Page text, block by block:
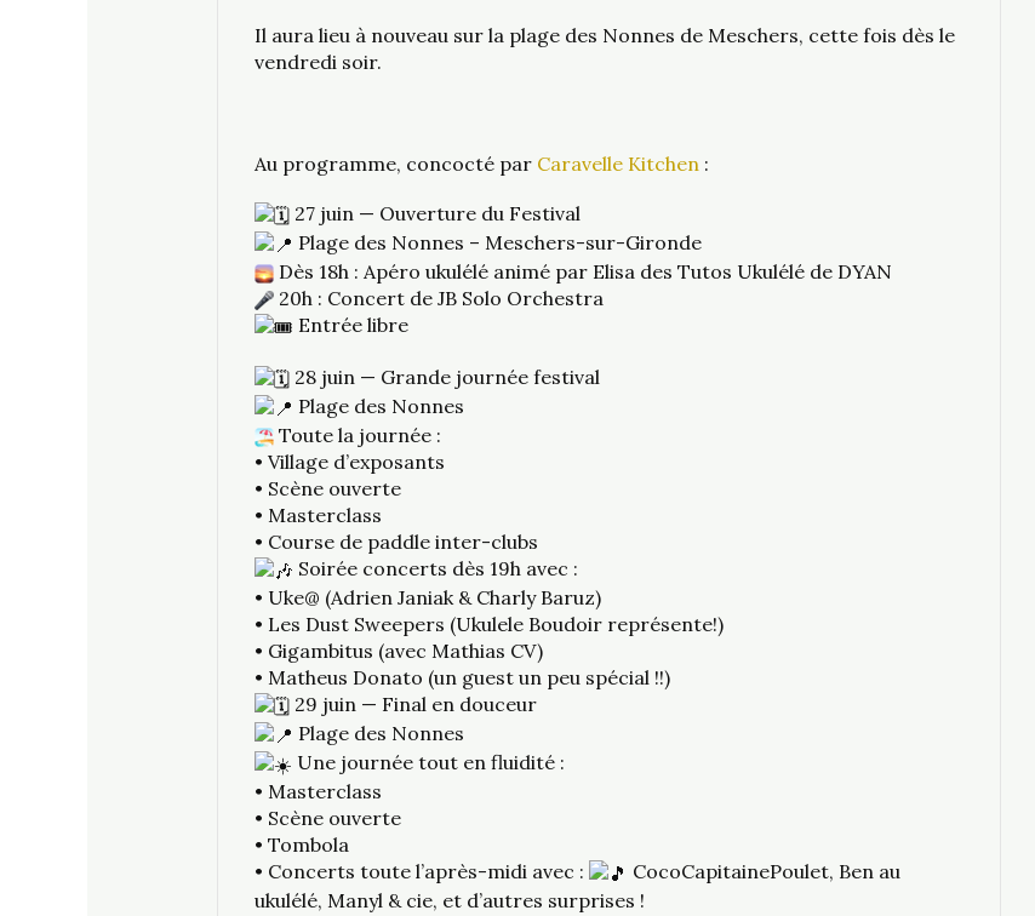
Il aura lieu à nouveau sur la plage des Nonnes de Meschers, cette fois dès le
vendredi soir.
Au programme, concocté par Caravelle Kitchen:
27 juin — Ouverture du Festival
Plage des Nonnes – Meschers-sur-Gironde
Dès 18h : Apéro ukulélé animé par Elisa des Tutos Ukulélé de DYAN
20h : Concert de JB Solo Orchestra
Entrée libre
28 juin — Grande journée festival
Plage des Nonnes
Toute la journée :
• Village d’exposants
• Scène ouverte
• Masterclass
• Course de paddle inter-clubs
Soirée concerts dès 19h avec :
• Uke@ (Adrien Janiak & Charly Baruz)
• Les Dust Sweepers (Ukulele Boudoir représente!)
• Gigambitus (avec Mathias CV)
• Matheus Donato (un guest un peu spécial !!)
29 juin — Final en douceur
Plage des Nonnes
Une journée tout en fluidité :
• Masterclass
• Scène ouverte
• Tombola
• Concerts toute l’après-midi avec :
CocoCapitainePoulet, Ben au
ukulélé, Manyl & cie, et d’autres surprises !